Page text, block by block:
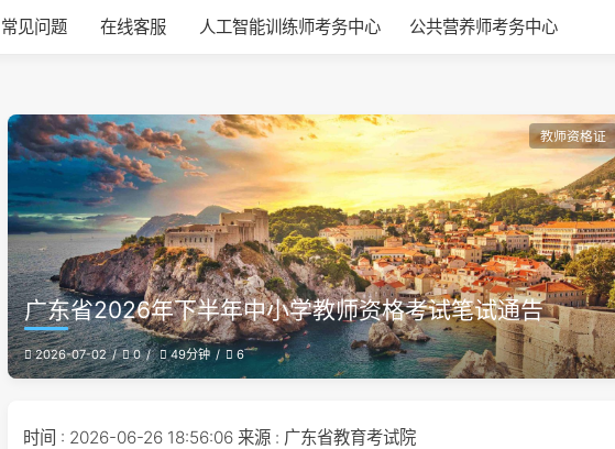
常见问题 在线客服 人工智能训练师考务中心 公共营养师考务中心
教师资格证
广东省2026年下半年中小学教师资格考试笔试通告
2026-07-02 0 49分钟 6
时间 : 2026-06-26 18:56:06 来源 : 广东省教育考试院